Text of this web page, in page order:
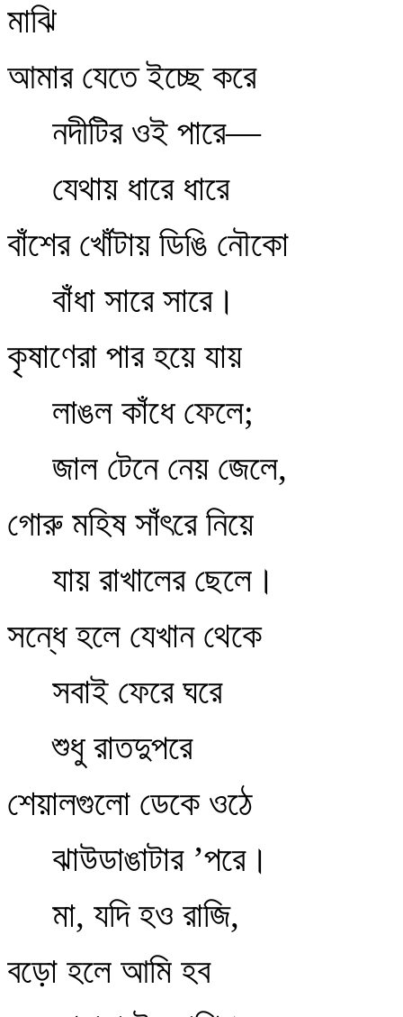
মাঝি
আমার যেতে ইচ্ছে করে
নদীটির ওই পারে—
যেথায় ধারে ধারে
বাঁশের খোঁটায় ডিঙি নৌকো
বাঁধা সারে সারে।
কৃষাণেরা পার হয়ে যায়
লাঙল কাঁধে ফেলে;
জাল টেনে নেয় জেলে,
গোরু মহিষ সাঁৎরে নিয়ে
যায় রাখালের ছেলে।
সন্ধে হলে যেখান থেকে
সবাই ফেরে ঘরে
শুধু রাতদুপরে
শেয়ালগুলো ডেকে ওঠে
ঝাউডাঙাটার ’পরে।
মা, যদি হও রাজি,
বড়ো হলে আমি হব